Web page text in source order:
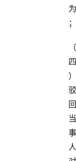
为
；
（
四
）
驳
回
当
事
人